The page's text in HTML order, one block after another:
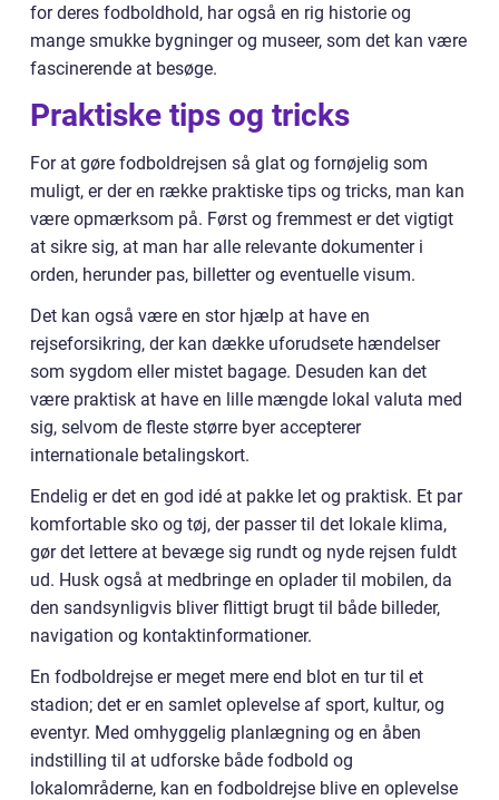
for deres fodboldhold, har også en rig historie og
mange smukke bygninger og museer, som det kan være
fascinerende at besøge.
Praktiske tips og tricks
For at gøre fodboldrejsen så glat og fornøjelig som
muligt, er der en række praktiske tips og tricks, man kan
være opmærksom på. Først og fremmest er det vigtigt
at sikre sig, at man har alle relevante dokumenter i
orden, herunder pas, billetter og eventuelle visum.
Det kan også være en stor hjælp at have en
rejseforsikring, der kan dække uforudsete hændelser
som sygdom eller mistet bagage. Desuden kan det
være praktisk at have en lille mængde lokal valuta med
sig, selvom de fleste større byer accepterer
internationale betalingskort.
Endelig er det en god idé at pakke let og praktisk. Et par
komfortable sko og tøj, der passer til det lokale klima,
gør det lettere at bevæge sig rundt og nyde rejsen fuldt
ud. Husk også at medbringe en oplader til mobilen, da
den sandsynligvis bliver flittigt brugt til både billeder,
navigation og kontaktinformationer.
En fodboldrejse er meget mere end blot en tur til et
stadion; det er en samlet oplevelse af sport, kultur, og
eventyr. Med omhyggelig planlægning og en åben
indstilling til at udforske både fodbold og
lokalområderne, kan en fodboldrejse blive en oplevelse